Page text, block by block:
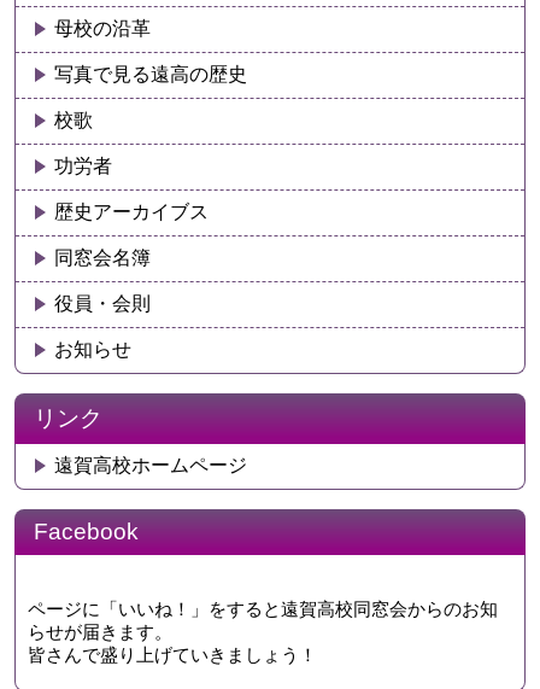
母校の沿革
写真で見る遠高の歴史
校歌
功労者
歴史アーカイブス
同窓会名簿
役員・会則
お知らせ
リンク
遠賀高校ホームページ
Facebook
ページに「いいね！」をすると遠賀高校同窓会からのお知
らせが届きます。
皆さんで盛り上げていきましょう！